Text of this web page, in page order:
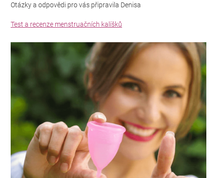
Otázky a odpovědi pro vás připravila Denisa
Test a recenze menstruačních kalíšků